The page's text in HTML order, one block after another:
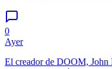
0
Ayer
El creador de DOOM, John